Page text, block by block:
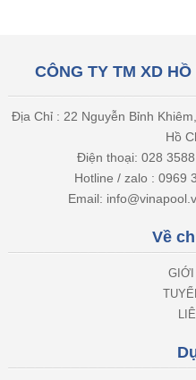
CÔNG TY TM XD
Địa Chỉ : 22 Nguyễn Bỉnh
Hồ
Điện thoại: 028
Hotline / zalo : 0969
Email:
Về
GIỚI